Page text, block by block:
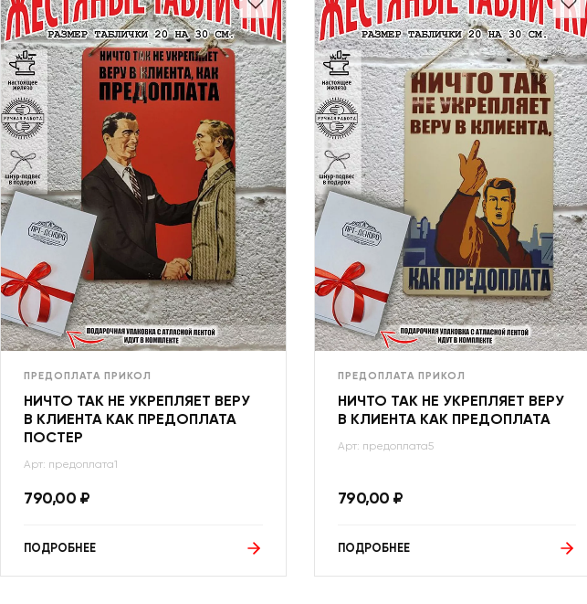
ПРЕДОПЛАТА ПРИКОЛ
НИЧТО ТАК НЕ УКРЕПЛЯЕТ ВЕРУ
В КЛИЕНТА КАК ПРЕДОПЛАТА
ПОСТЕР
Арт: предоплата1
790,00 ₽
ПОДРОБНЕЕ
ПРЕДОПЛАТА ПРИКОЛ
НИЧТО ТАК НЕ УКРЕПЛЯЕТ ВЕРУ
В КЛИЕНТА КАК ПРЕДОПЛАТА
Арт: предоплата5
790,00 ₽
ПОДРОБНЕЕ